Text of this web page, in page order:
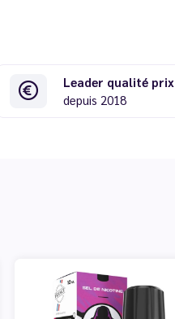
Leader qualité prix
depuis 2018